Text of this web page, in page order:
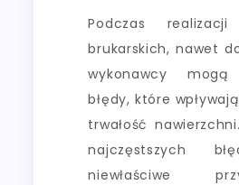
Podczas
brukarskich, nawet
wykonawcy mogą
błędy, które
trwałość
najczęstszych
niewłaściwe